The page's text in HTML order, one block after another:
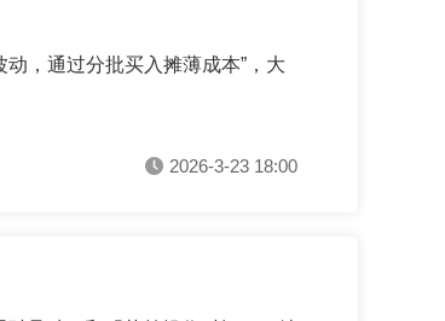
，通过分批买入摊薄成本”，大
2026-3-23 18:00